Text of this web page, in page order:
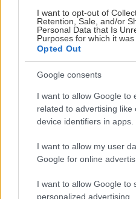
I want to opt-out of
Retention, Sale, and/or
Personal Data that Is
Purposes for which it was
Opted Out
Google consents
I want to allow Google to
related to advertising like
device identifiers in apps.
I want to allow my user
Google for online
I want to allow Google to
personalized advertising.
Διαβάστε επίσης